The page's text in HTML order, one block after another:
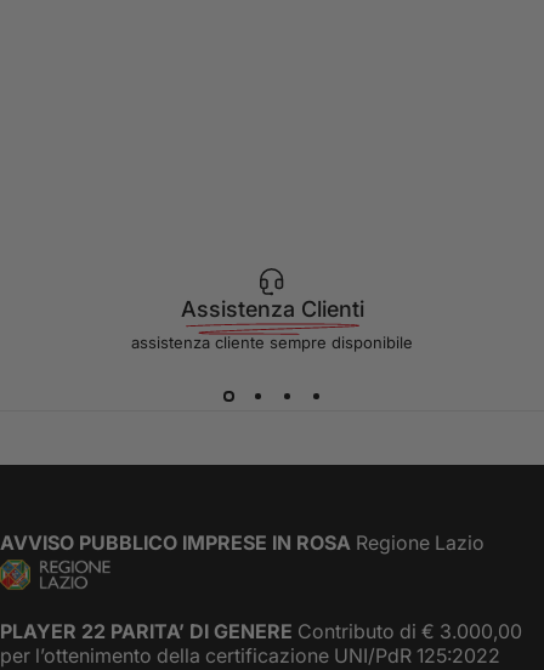
Assistenza Clienti
assistenza cliente sempre disponibile
AVVISO PUBBLICO IMPRESE IN ROSA Regione Lazio
PLAYER 22 PARITA’ DI GENERE Contributo di € 3.000,00
per l’ottenimento della certificazione UNI/PdR 125:2022